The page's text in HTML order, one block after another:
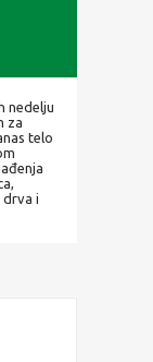
nedelju
za
telo
drva i